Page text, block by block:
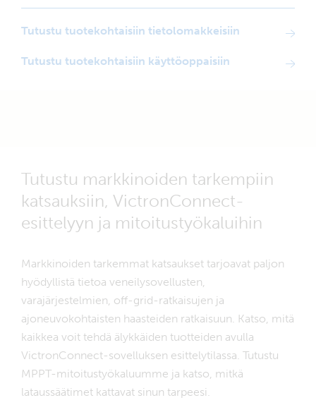
Tutustu tuotekohtaisiin tietolomakkeisiin
Tutustu tuotekohtaisiin käyttöoppaisiin
Tutustu markkinoiden tarkempiin
katsauksiin, VictronConnect-
esittelyyn ja mitoitustyökaluihin
Markkinoiden tarkemmat katsaukset tarjoavat paljon
hyödyllistä tietoa veneilysovellusten,
varajärjestelmien, off-grid-ratkaisujen ja
ajoneuvokohtaisten haasteiden ratkaisuun. Katso, mitä
kaikkea voit tehdä älykkäiden tuotteiden avulla
VictronConnect-sovelluksen esittelytilassa. Tutustu
MPPT-mitoitustyökaluumme ja katso, mitkä
lataussäätimet kattavat sinun tarpeesi.